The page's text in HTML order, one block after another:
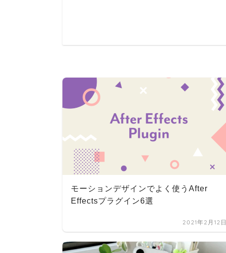
モーションデザインでよく使うAfter
Effectsプラグイン6選
2021年2月12日